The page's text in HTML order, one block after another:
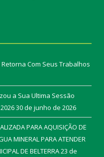
Com Seus Trabalhos
a Sua Ultima Sessão
30 de junho de 2026
PARA AQUISIÇÃO DE
MINERAL PARA ATENDER
DE BELTERRA23 de